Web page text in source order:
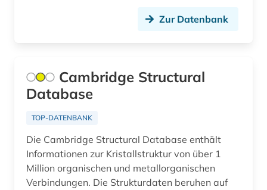
auswanderung (7)
ausweis (1)
ausweisung (1)
autobiographie (1)
Zur Datenbank
Cambridge Structural
Database
TOP-DATENBANK
Die Cambridge Structural Database enthält
Informationen zur Kristallstruktur von über 1
Million organischen und metallorganischen
Verbindungen. Die Strukturdaten beruhen auf